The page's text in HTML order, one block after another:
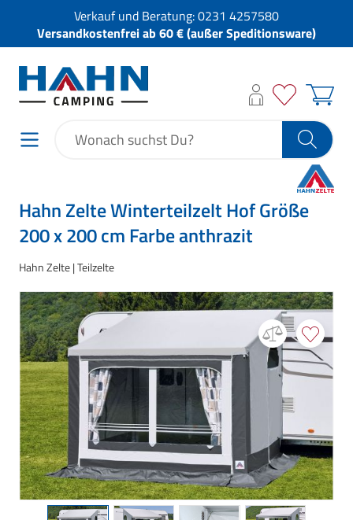
Verkauf und Beratung:0231 4257580
Versandkostenfrei ab 60 € (außer Speditionsware)
Hahn Zelte Winterteilzelt Hof Größe
200 x 200 cm Farbe anthrazit
Hahn Zelte Teilzelte